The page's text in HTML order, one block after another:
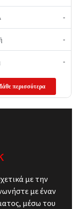
-
-
-
περισσότερα
με την
με έναν
μέσω του